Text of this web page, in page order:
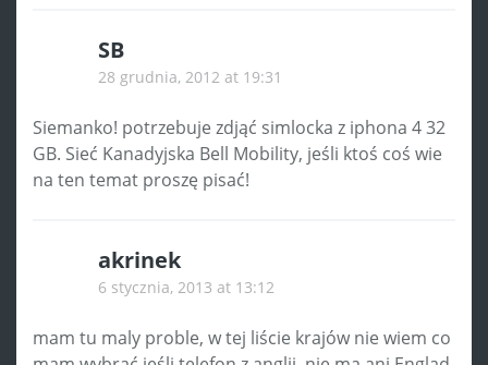
SB
28 grudnia, 2012 at 19:31
Siemanko! potrzebuje zdjąć simlocka z iphona 4 32
GB. Sieć Kanadyjska Bell Mobility, jeśli ktoś coś wie
na ten temat proszę pisać!
akrinek
6 stycznia, 2013 at 13:12
mam tu maly proble, w tej liście krajów nie wiem co